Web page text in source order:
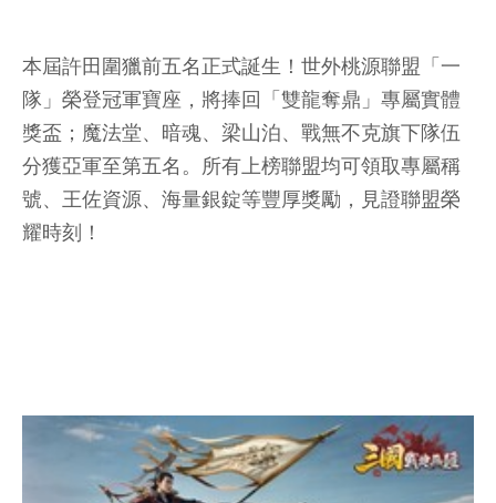
本屆許田圍獵前五名正式誕生！世外桃源聯盟「一
隊」榮登冠軍寶座，將捧回「雙龍奪鼎」專屬實體
獎盃；魔法堂、暗魂、梁山泊、戰無不克旗下隊伍
分獲亞軍至第五名。所有上榜聯盟均可領取專屬稱
號、王佐資源、海量銀錠等豐厚獎勵，見證聯盟榮
耀時刻！